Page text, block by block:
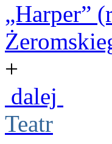
„Harper”
+
dalej
Teatr